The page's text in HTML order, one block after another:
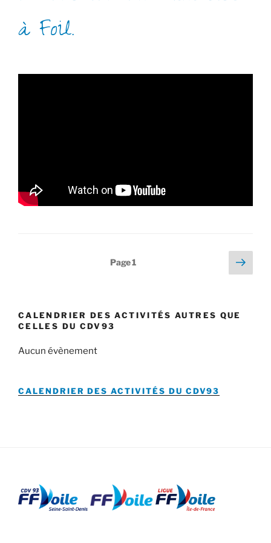
à Foil.
Page1
Page
CALENDRIER DES ACTIVITÉS AUTRES QUE
CELLES DU CDV93
Aucun évènement
CALENDRIER DES ACTIVITÉS DU CDV93